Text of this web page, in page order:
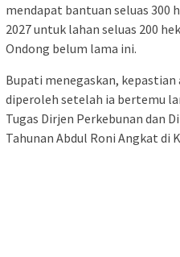
mendapat bantuan seluas 300
2027 untuk lahan seluas 200
Ondong belum lama ini.
Bupati menegaskan,
diperoleh setelah ia bertemu
Tugas Dirjen Perkebunan dan
Tahunan Abdul Roni Angkat di